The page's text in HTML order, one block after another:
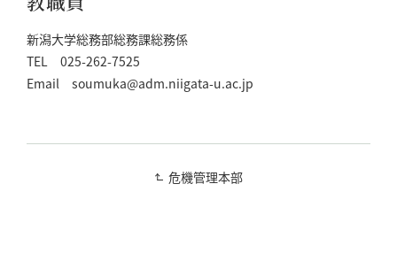
新潟大学総務部総務課総務係
TEL 025-262-7525
Email soumuka@adm.niigata-u.ac.jp
危機管理本部